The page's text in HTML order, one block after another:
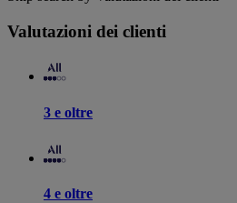
Valutazioni dei clienti
3 e oltre
4 e oltre